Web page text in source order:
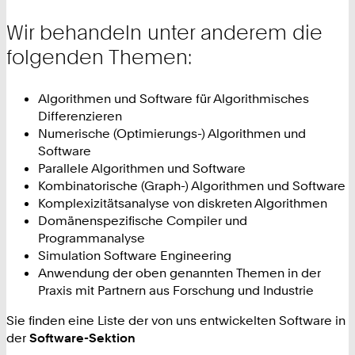
Wir behandeln unter anderem die
folgenden Themen:
Algorithmen und Software für Algorithmisches
Differenzieren
Numerische (Optimierungs-) Algorithmen und
Software
Parallele Algorithmen und Software
Kombinatorische (Graph-) Algorithmen und Software
Komplexizitätsanalyse von diskreten Algorithmen
Domänenspezifische Compiler und
Programmanalyse
Simulation Software Engineering
Anwendung der oben genannten Themen in der
Praxis mit Partnern aus Forschung und Industrie
Sie finden eine Liste der von uns entwickelten Software in
der Software-Sektion